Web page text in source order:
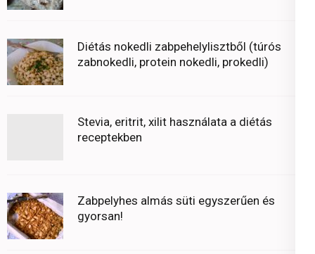
Diétás nokedli zabpehelylisztből (túrós
zabnokedli, protein nokedli, prokedli)
Stevia, eritrit, xilit használata a diétás
receptekben
Zabpelyhes almás süti egyszerűen és
gyorsan!